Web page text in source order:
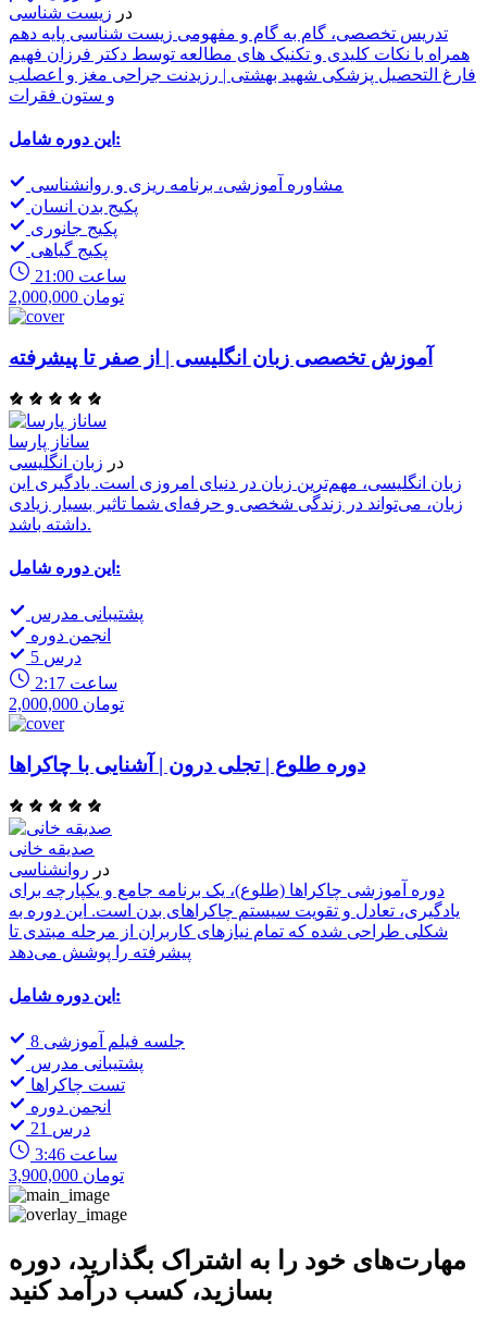
در زیست شناسی
تدریس تخصصی، گام به گام و مفهومی زیست شناسی پایه دهم
همراه با نکات کلیدی و تکنیک های مطالعه توسط دکتر فرزان فهیم
فارغ التحصیل پزشکی شهید بهشتی | رزیدنت جراحی مغز و اعصلب
و ستون فقرات
این دوره شامل:
مشاوره آموزشی، برنامه ریزی و روانشناسی
پکیج بدن انسان
پکیج جانوری
پکیج گیاهی
21:00 ساعت
2,000,000 تومان
آموزش تخصصی زبان انگلیسی | از صفر تا پیشرفته
ساناز پارسا
در زبان انگلیسی
زبان انگلیسی، مهم‌ترین زبان در دنیای امروزی است. یادگیری این
زبان، می‌تواند در زندگی شخصی و حرفه‌ای شما تاثیر بسیار زیادی
داشته باشد.
این دوره شامل:
پشتیبانی مدرس
انجمن دوره
5 درس
2:17 ساعت
2,000,000 تومان
دوره طلوع | تجلی درون | آشنایی با چاکراها
صدیقه خانی
در روانشناسی
دوره آموزشی چاکراها (طلوع)، یک برنامه جامع و یکپارچه برای
یادگیری، تعادل و تقویت سیستم چاکراهای بدن است. این دوره به
شکلی طراحی شده که تمام نیازهای کاربران از مرحله مبتدی تا
پیشرفته را پوشش می‌دهد
این دوره شامل:
8 جلسه فیلم آموزشی
پشتیبانی مدرس
تست چاکراها
انجمن دوره
21 درس
3:46 ساعت
3,900,000 تومان
مهارت‌های خود را به اشتراک بگذارید، دوره
بسازید، کسب درآمد کنید